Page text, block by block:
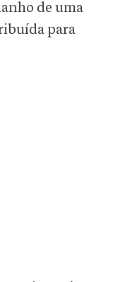
de uma
para